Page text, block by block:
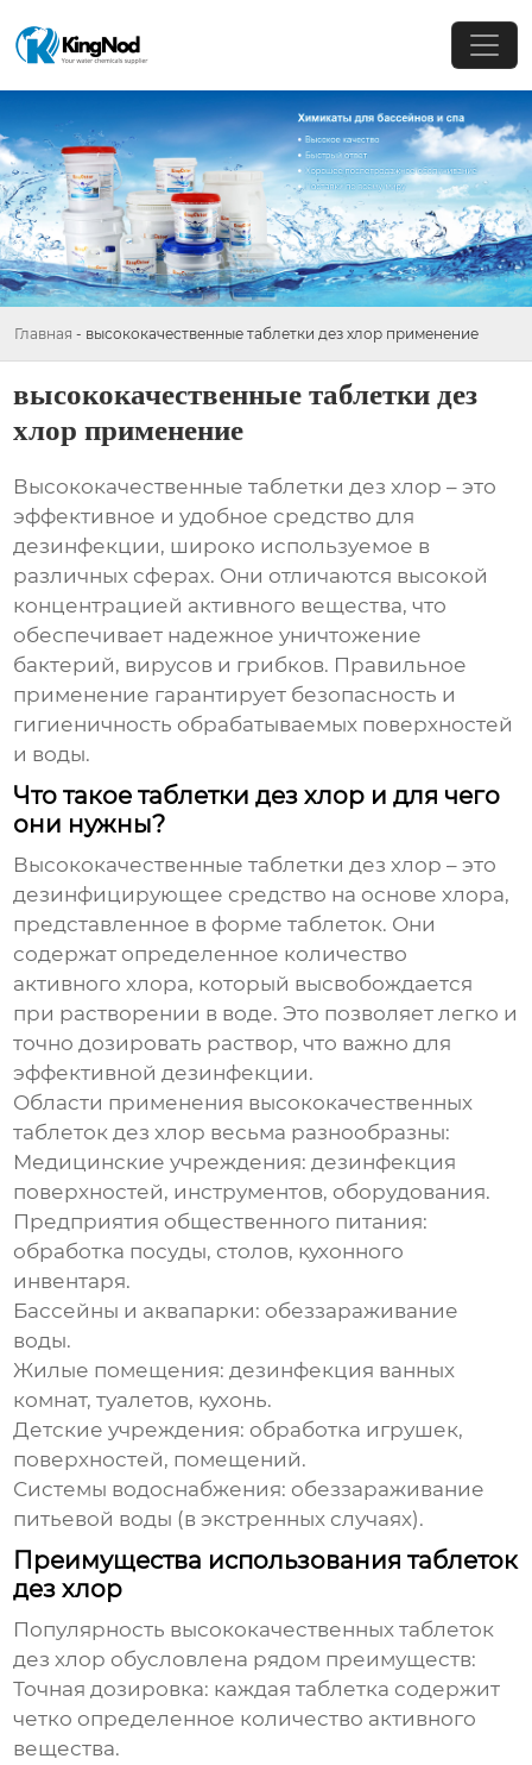
Главная - высококачественные таблетки дез хлор применение
высококачественные таблетки дез
хлор применение
Высококачественные таблетки дез хлор – это
эффективное и удобное средство для
дезинфекции, широко используемое в
различных сферах. Они отличаются высокой
концентрацией активного вещества, что
обеспечивает надежное уничтожение
бактерий, вирусов и грибков. Правильное
применение гарантирует безопасность и
гигиеничность обрабатываемых поверхностей
и воды.
Что такое таблетки дез хлор и для чего
они нужны?
Высококачественные таблетки дез хлор – это
дезинфицирующее средство на основе хлора,
представленное в форме таблеток. Они
содержат определенное количество
активного хлора, который высвобождается
при растворении в воде. Это позволяет легко и
точно дозировать раствор, что важно для
эффективной дезинфекции.
Области применения высококачественных
таблеток дез хлор весьма разнообразны:
Медицинские учреждения: дезинфекция
поверхностей, инструментов, оборудования.
Предприятия общественного питания:
обработка посуды, столов, кухонного
инвентаря.
Бассейны и аквапарки: обеззараживание
воды.
Жилые помещения: дезинфекция ванных
комнат, туалетов, кухонь.
Детские учреждения: обработка игрушек,
поверхностей, помещений.
Системы водоснабжения: обеззараживание
питьевой воды (в экстренных случаях).
Преимущества использования таблеток
дез хлор
Популярность высококачественных таблеток
дез хлор обусловлена рядом преимуществ:
Точная дозировка: каждая таблетка содержит
четко определенное количество активного
вещества.